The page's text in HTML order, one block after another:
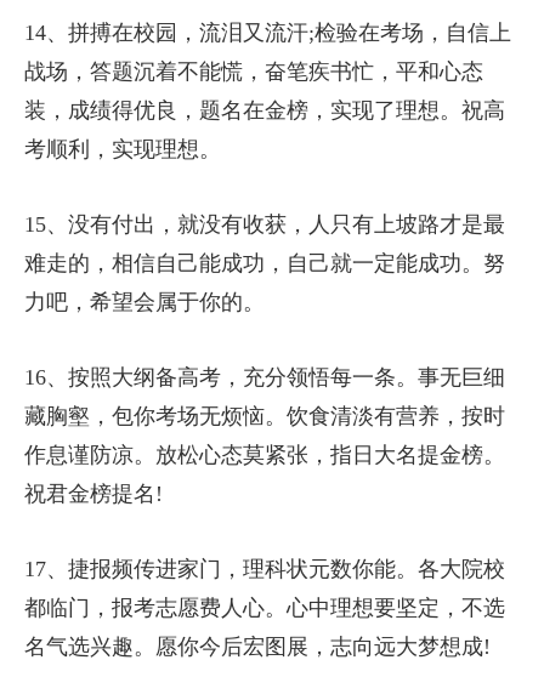
14、拼搏在校园，流泪又流汗;检验在考场，自信上
战场，答题沉着不能慌，奋笔疾书忙，平和心态
装，成绩得优良，题名在金榜，实现了理想。祝高
考顺利，实现理想。
15、没有付出，就没有收获，人只有上坡路才是最
难走的，相信自己能成功，自己就一定能成功。努
力吧，希望会属于你的。
16、按照大纲备高考，充分领悟每一条。事无巨细
藏胸壑，包你考场无烦恼。饮食清淡有营养，按时
作息谨防凉。放松心态莫紧张，指日大名提金榜。
祝君金榜提名!
17、捷报频传进家门，理科状元数你能。各大院校
都临门，报考志愿费人心。心中理想要坚定，不选
名气选兴趣。愿你今后宏图展，志向远大梦想成!